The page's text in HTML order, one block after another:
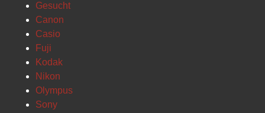
Gesucht
Canon
Casio
Fuji
Kodak
Nikon
Olympus
Sony